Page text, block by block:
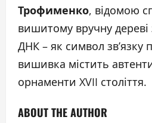
Трофименко, відомою
вишитому вручну дереві
ДНК – як символ зв’язку
вишивка містить
орнаменти XVII століття.
ABOUT THE AUTHOR